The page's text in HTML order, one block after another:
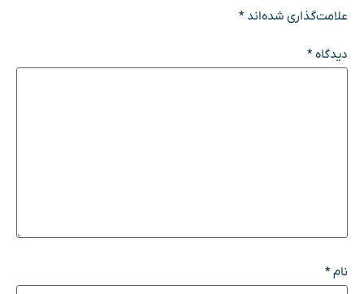
علامت‌گذاری شده‌اند*
دیدگاه*
نام*